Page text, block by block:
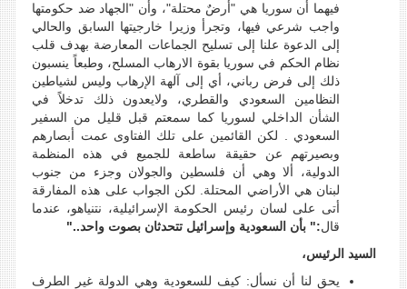
فيهما أن سوريا هي "أرضٌ محتلة"، وأن "الجهاد ضد حكومتها
واجب شرعي فيها، وتجرأ وزيرا خارجيتها السابق والحالي
إلى الدعوة علنا إلى تسليح الجماعات المعارضة بهدف قلب
نظام الحكم في سوريا بقوة الارهاب المسلح، وطبعاً ينسبون
ذلك إلى فرض رباني، أي إلى آلهة الإرهاب وليس لشياطين
النظامين السعودي والقطري، ولايعدون ذلك تدخلاً في
الشأن الداخلي لسوريا كما سمعتم قبل قليل من السفير
السعودي . لكن القائمين على تلك الفتاوى عمت أبصارهم
وبصيرتهم عن حقيقة ساطعة للجميع في هذه المنظمة
الدولية، ألا وهي أن فلسطين والجولان وجزء من جنوب
لبنان هي الأراضي المحتلة. لكن الجواب على هذه المفارقة
أتى على لسان رئيس الحكومة الإسرائيلية، نتنياهو، عندما
قال:" بأن السعودية وإسرائيل تتحدثان بصوت واحد.."
السيد الرئيس،
يحق لنا أن نسأل: كيف للسعودية وهي الدولة غير الطرف